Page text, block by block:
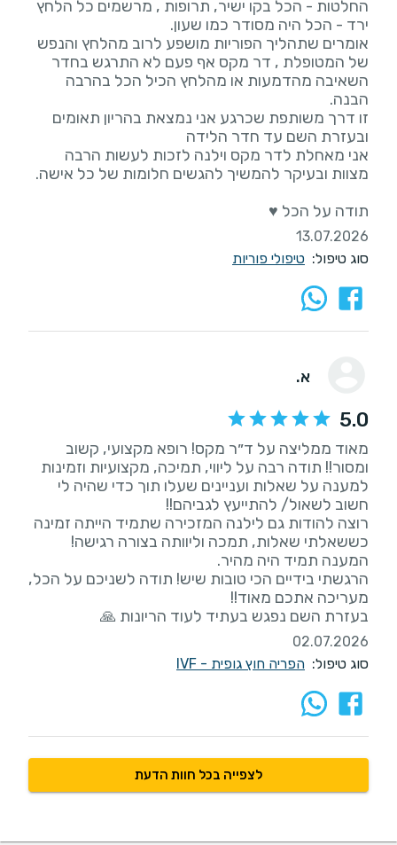
החלטות - הכל בקו ישיר, תרופות , מרשמים כל הלחץ
אומרים שתהליך הפוריות מושפע לרוב מהלחץ והנפש
של המטופלת , דר מקס אף פעם לא התרגש בחדר
השאיבה מהדמעות או מהלחץ הכיל הכל בהרבה
זו דרך משותפת שכרגע אני נמצאת בהריון תאומים
אני מאחלת לדר מקס וילנה לזכות לעשות הרבה
תודה על הכל ♥️
13.07.2026
סוג טיפול: טיפולי פוריות
א.
5.0
מאוד ממליצה על ד״ר מקס! רופא מקצועי, קשוב
ומסור!! תודה רבה על ליווי, תמיכה, מקצועיות וזמינות
למענה על שאלות ועניינים שעלו תוך כדי שהיה לי
רוצה להודות גם לילנה המזכירה שתמיד הייתה זמינה
כששאלתי שאלות, תמכה וליוותה בצורה רגישה!
הרגשתי בידיים הכי טובות שיש! תודה לשניכם על הכל,
בעזרת השם נפגש בעתיד לעוד הריונות 🙏
02.07.2026
סוג טיפול: הפריה חוץ גופית - IVF
לצפייה בכל חוות הדעת